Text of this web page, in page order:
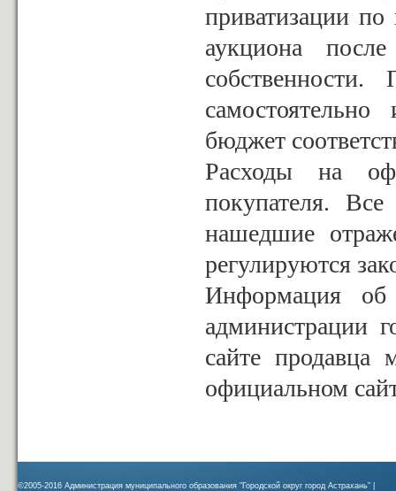
приватизации по
аукциона
бюджет
Расходы на
покупателя.
нашедшие
регулируются
Информация об
администрации
сайте продавца
официальном
©2005-2016 Администрация муниципального образования "Городской округ город Астрахань" |